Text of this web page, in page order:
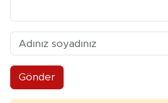
Gönder